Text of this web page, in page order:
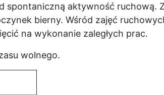
spontaniczną aktywność ruchową.
bierny. Wśród zajęć
na wykonanie zaległych prac.
wolnego.